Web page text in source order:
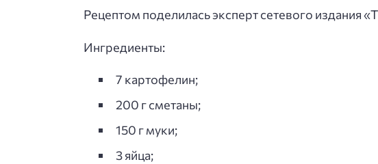
Рецептом поделилась эксперт сетевого
Ингредиенты:
7 картофелин;
200 г сметаны;
150 г муки;
3 яйца;